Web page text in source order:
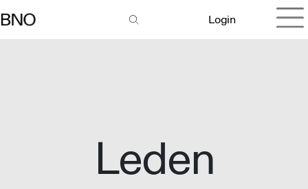
Login
Leden